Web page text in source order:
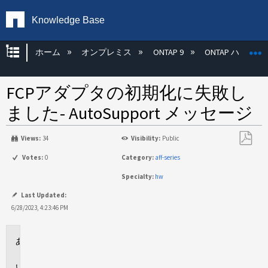
Knowledge Base
グローバル階層を展開/折りたたむ
ホーム オンプレミス ONTAP 9 ONTAP ハード
FCPアダプタの初期化に失敗し
ました- AutoSupport メッセージ
Views: 34 Visibility: Public
Votes: 0 Category: aff-series
Specialty: hw
Last Updated:
6/28/2023, 4:23:46 PM